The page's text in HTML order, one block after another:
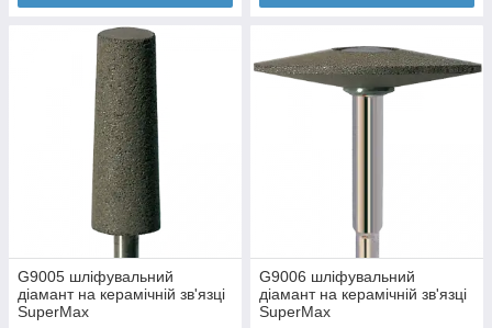
G9005 шліфувальний
діамант на керамічній зв'язці
SuperMax
G9006 шліфувальний
діамант на керамічній зв'язці
SuperMax